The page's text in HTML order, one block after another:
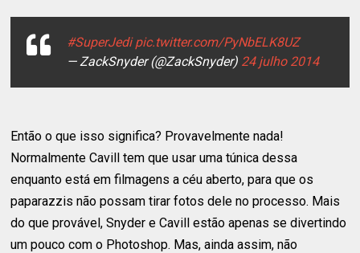
#SuperJedi pic.twitter.com/PyNbELK8UZ
— ZackSnyder (@ZackSnyder) 24 julho 2014
Então o que isso significa? Provavelmente nada!
Normalmente Cavill tem que usar uma túnica dessa
enquanto está em filmagens a céu aberto, para que os
paparazzis não possam tirar fotos dele no processo. Mais
do que provável, Snyder e Cavill estão apenas se divertindo
um pouco com o Photoshop. Mas, ainda assim, não